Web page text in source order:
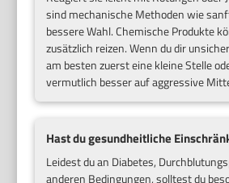
sind mechanische Methoden wie
bessere Wahl. Chemische Produkte
zusätzlich reizen. Wenn du dir
am besten zuerst eine kleine Stelle
vermutlich besser auf aggressive
Hast du gesundheitliche
Leidest du an Diabetes,
anderen Bedingungen, solltest du